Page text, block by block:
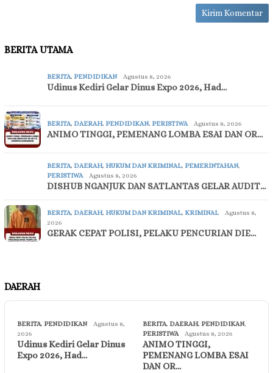
BERITA UTAMA
BERITA, PENDIDIKAN Agustus 8, 2026
Udinus Kediri Gelar Dinus Expo 2026, Had…
BERITA, DAERAH, PENDIDIKAN, PERISTIWA Agustus 8, 2026
ANIMO TINGGI, PEMENANG LOMBA ESAI DAN OR…
BERITA, DAERAH, HUKUM DAN KRIMINAL, PEMERINTAHAN,
PERISTIWA
Agustus 8, 2026
DISHUB NGANJUK DAN SATLANTAS GELAR AUDIT…
BERITA, DAERAH, HUKUM DAN KRIMINAL, KRIMINAL
Agustus 8,
2026
GERAK CEPAT POLISI, PELAKU PENCURIAN DIE…
DAERAH
BERITA, PENDIDIKAN
Agustus 8,
2026
Udinus Kediri Gelar Dinus
Expo 2026, Had…
BERITA, DAERAH, PENDIDIKAN,
PERISTIWA
Agustus 8, 2026
ANIMO TINGGI,
PEMENANG LOMBA ESAI
DAN OR…